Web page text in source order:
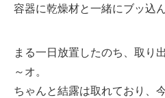
容器に乾燥材と一緒にブッ込
まる一日放置したのち、取り
～オ。
ちゃんと結露は取れており、